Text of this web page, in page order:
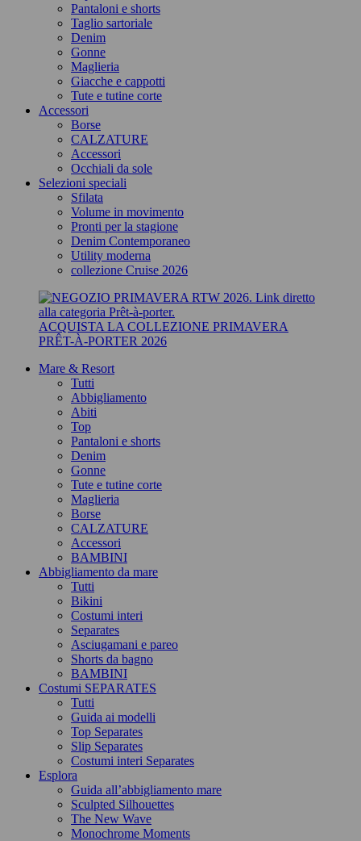
Pantaloni e shorts
Taglio sartoriale
Denim
Gonne
Maglieria
Giacche e cappotti
Tute e tutine corte
Accessori
Borse
CALZATURE
Accessori
Occhiali da sole
Selezioni speciali
Sfilata
Volume in movimento
Pronti per la stagione
Denim Contemporaneo
Utility moderna
collezione Cruise 2026
ACQUISTA LA COLLEZIONE PRIMAVERA
PRÊT-À-PORTER 2026
Mare & Resort
Tutti
Abbigliamento
Abiti
Top
Pantaloni e shorts
Denim
Gonne
Tute e tutine corte
Maglieria
Borse
CALZATURE
Accessori
BAMBINI
Abbigliamento da mare
Tutti
Bikini
Costumi interi
Separates
Asciugamani e pareo
Shorts da bagno
BAMBINI
Costumi SEPARATES
Tutti
Guida ai modelli
Top Separates
Slip Separates
Costumi interi Separates
Esplora
Guida all’abbigliamento mare
Sculpted Silhouettes
The New Wave
Monochrome Moments